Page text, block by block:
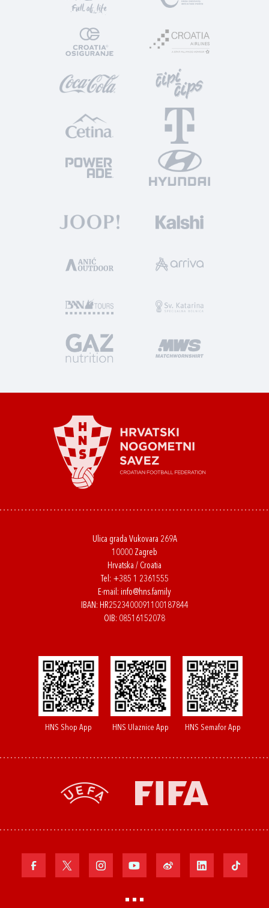
Ulica grada Vukovara 269A
10000 Zagreb
Hrvatska / Croatia
Tel: +385 1 2361555
E-mail: info@hns.family
IBAN: HR2523400091100187844
OIB: 08516152078
HNS Shop App HNS Ulaznice App HNS Semafor App